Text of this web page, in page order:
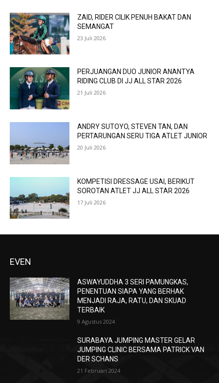
ZAID, RIDER CILIK PENUH BAKAT DAN
SEMANGAT
23 Juli 2026
PERJUANGAN DUO JUNIOR ANANTYA
RIDING CLUB DI JJ ALL STAR 2026
21 Juli 2026
ANDRY SUTOYO, STEVEN TAN, DAN
PERTARUNGAN SERU TIGA ATLET JUNIOR
20 Juli 2026
KOMPETISI DRESSAGE USAI, BERIKUT
SOROTAN ATLET JJ ALL STAR 2026
17 Juli 2026
EVEN
ASWAYUDDHA 3 SERI PAMUNGKAS,
PENENTUAN SIAPA YANG BERHAK
MENJADI RAJA, RATU, DAN SKUAD
TERBAIK
9 Agustus 2024
SURABAYA JUMPING MASTER GELAR
JUMPING CLINIC BERSAMA PATRICK VAN
DER SCHANS
21 Februari 2024